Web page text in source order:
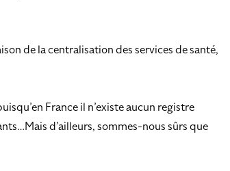
de la centralisation des services de santé,
France il n’existe aucun registre
d’ailleurs, sommes-nous sûrs que